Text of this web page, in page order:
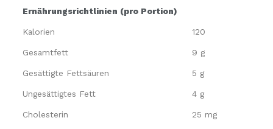
Ernährungsrichtlinien (pro Portion)
Kalorien 120
Gesamtfett 9 g
Gesättigte Fettsäuren 5 g
Ungesättigtes Fett 4 g
Cholesterin 25 mg